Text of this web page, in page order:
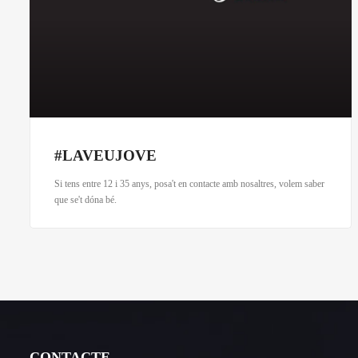
#LAVEUJOVE
Si tens entre 12 i 35 anys, posa't en contacte amb nosaltres, volem saber
que se't dóna bé.